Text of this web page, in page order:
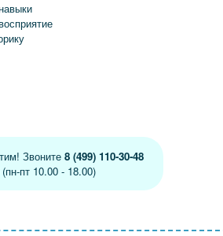
Звоните 8 (499) 110-30-48
пт 10.00 - 18.00)